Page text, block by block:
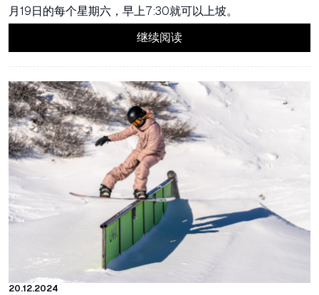
月19日的每个星期六，早上7:30就可以上坡。
继续阅读
20.12.2024